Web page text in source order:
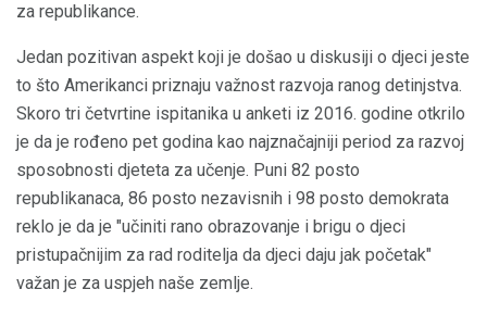
za republikance.
Jedan pozitivan aspekt koji je došao u diskusiji o djeci jeste
to što Amerikanci priznaju važnost razvoja ranog detinjstva.
Skoro tri četvrtine ispitanika u anketi iz 2016. godine otkrilo
je da je rođeno pet godina kao najznačajniji period za razvoj
sposobnosti djeteta za učenje. Puni 82 posto
republikanaca, 86 posto nezavisnih i 98 posto demokrata
reklo je da je "učiniti rano obrazovanje i brigu o djeci
pristupačnijim za rad roditelja da djeci daju jak početak"
važan je za uspjeh naše zemlje.